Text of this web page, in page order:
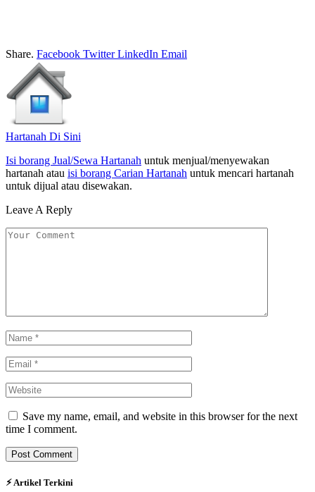
Share. Facebook Twitter LinkedIn Email
Hartanah Di Sini
Isi borang Jual/Sewa Hartanah untuk menjual/menyewakan
hartanah atau isi borang Carian Hartanah untuk mencari hartanah
untuk dijual atau disewakan.
Leave A Reply
Save my name, email, and website in this browser for the next
time I comment.
⚡︎ Artikel Terkini